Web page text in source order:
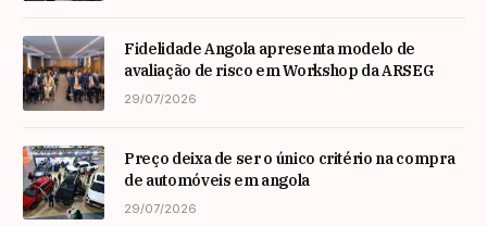
Fidelidade Angola apresenta modelo de
avaliação de risco em Workshop da ARSEG
29/07/2026
Preço deixa de ser o único critério na compra
de automóveis em angola
29/07/2026